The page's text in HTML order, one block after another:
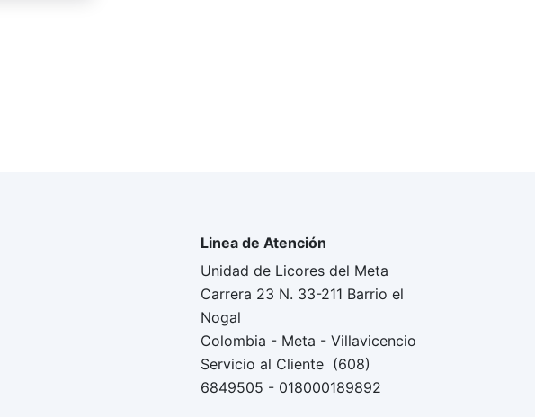
Linea de Atención
Unidad de Licores del Meta
Carrera 23 N. 33-211 Barrio el
Nogal
Colombia - Meta - Villavicencio
Servicio al Cliente (608)
6849505 - 018000189892